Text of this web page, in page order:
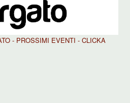
- PROSSIMI EVENTI - CLICKA